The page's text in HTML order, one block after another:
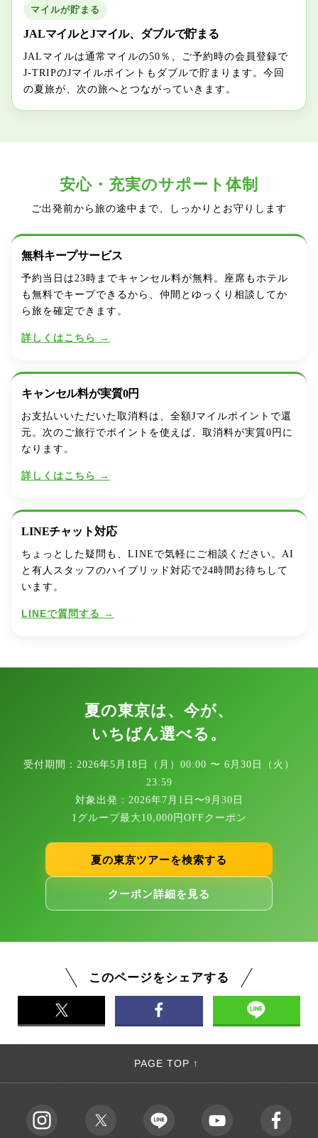
マイルが貯まる
JALマイルとJマイル、ダブルで貯まる
JALマイルは通常マイルの50％、ご予約時の会員登録で
J-TRIPのJマイルポイントもダブルで貯まります。今回
の夏旅が、次の旅へとつながっていきます。
安心・充実のサポート体制
ご出発前から旅の途中まで、しっかりとお守りします
無料キープサービス
予約当日は23時までキャンセル料が無料。座席もホテル
も無料でキープできるから、仲間とゆっくり相談してか
ら旅を確定できます。
詳しくはこちら →
キャンセル料が実質0円
お支払いいただいた取消料は、全額Jマイルポイントで還
元。次のご旅行でポイントを使えば、取消料が実質0円に
なります。
詳しくはこちら →
LINEチャット対応
ちょっとした疑問も、LINEで気軽にご相談ください。AI
と有人スタッフのハイブリッド対応で24時間お待ちして
います。
LINEで質問する →
夏の東京は、今が、
いちばん選べる。
受付期間：2026年5月18日（月）00:00 〜 6月30日（火）
23:59
対象出発：2026年7月1日〜9月30日
1グループ最大10,000円OFFクーポン
夏の東京ツアーを検索する
クーポン詳細を見る
このページをシェアする
PAGE TOP ↑